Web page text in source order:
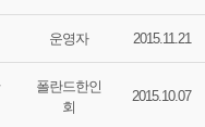
운영자 2015.11.21
폴란드한인
회
2015.10.07